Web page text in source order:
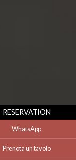
RESERVATION
WhatsApp
Prenota un tavolo